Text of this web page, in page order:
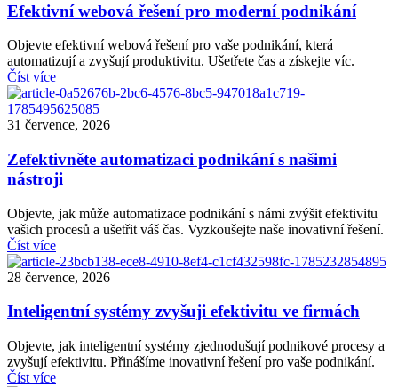
Efektivní webová řešení pro moderní podnikání
Objevte efektivní webová řešení pro vaše podnikání, která
automatizují a zvyšují produktivitu. Ušetřete čas a získejte víc.
Číst více
31 července, 2026
Zefektivněte automatizaci podnikání s našimi
nástroji
Objevte, jak může automatizace podnikání s námi zvýšit efektivitu
vašich procesů a ušetřit váš čas. Vyzkoušejte naše inovativní řešení.
Číst více
28 července, 2026
Inteligentní systémy zvyšuji efektivitu ve firmách
Objevte, jak inteligentní systémy zjednodušují podnikové procesy a
zvyšují efektivitu. Přinášíme inovativní řešení pro vaše podnikání.
Číst více